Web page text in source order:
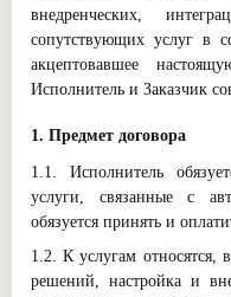
внедренческих,
сопутствующих услуг в
акцептовавшее
Исполнитель и Заказчик
1. Предмет договора
1.1. Исполнитель
услуги, связанные с
обязуется принять и
1.2. К услугам относятся,
решений, настройка и